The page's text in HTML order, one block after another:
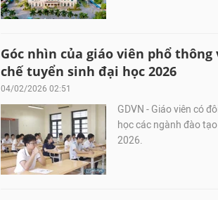
Góc nhìn của giáo viên phổ
chế tuyển sinh đại học 2026
04/02/2026 02:51
GDVN - Giáo viên có
học các ngành đào
2026.